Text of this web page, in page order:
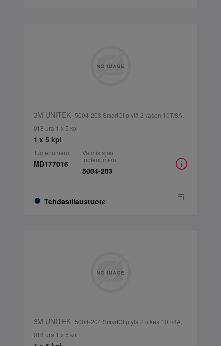
3M UNITEK| 5004-203 SmartClip ylä 2 vasen 10T/8A,
018 ura 1 x 5 kpl
1 x 5 kpl
Tuotenumero:
MD177016
Tehdastilaustuote
Valmistajan
tuotenumero:
5004-203
3M UNITEK| 5004-204 SmartClip ylä 2 oikea 10T/8A,
018 ura 1 x 5 kpl